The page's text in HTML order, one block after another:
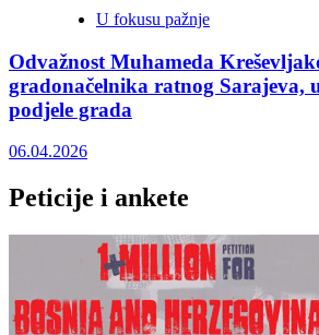
U fokusu pažnje
Odvažnost Muhameda
gradonačelnika ratnog Sarajeva,
podjele grada
06.04.2026
Peticije i ankete